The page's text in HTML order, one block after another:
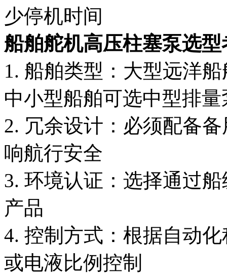
少停机时间
船舶舵机高压柱塞泵选型
1. 船舶类型：大型远洋
中小型船舶可选中型排量
2. 冗余设计：必须配备
响航行安全
3. 环境认证：选择通过
产品
4. 控制方式：根据自动
或电液比例控制